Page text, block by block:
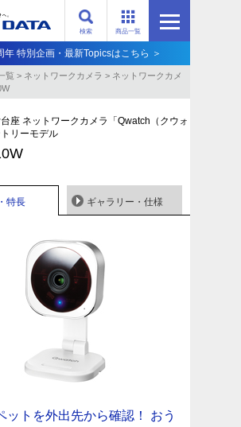
商品一覧
検索
年 特別企画・最新Topicsはこちら ＞
覧 > ネットワークカメラ > ネットワークカメ
座 ネットワークカメラ「Qwatch（クウォ
リーモデル
特長 ギャラリー・仕様
ットを外出先から確認！
おう